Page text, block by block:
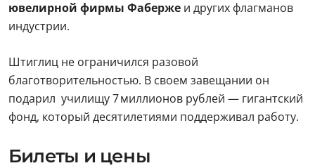
ювелирной фирмы Фаберже и других флагманов
индустрии.
Штиглиц не ограничился разовой
благотворительностью. В своем завещании он
подарил училищу 7 миллионов рублей — гигантский
фонд, который десятилетиями поддерживал работу.
Билеты и цены